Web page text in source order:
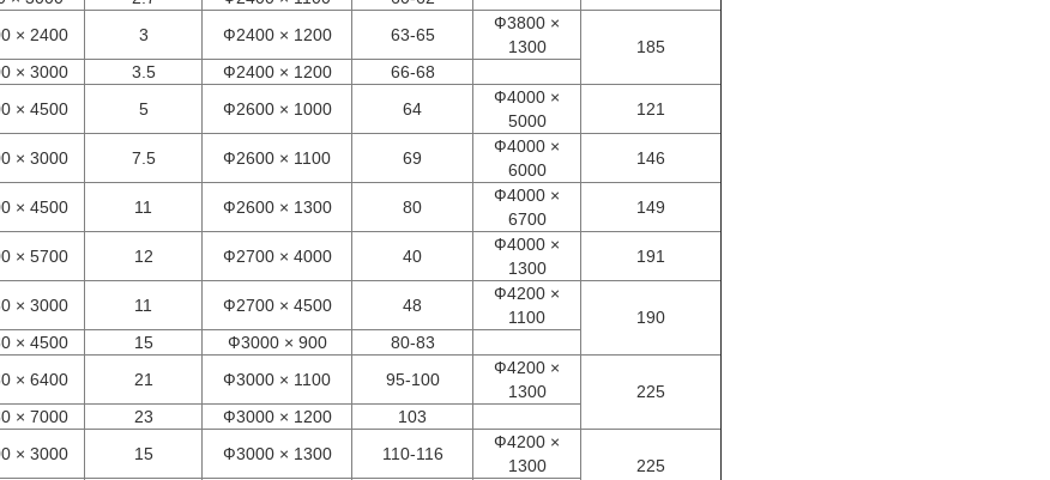
× 2400
3 Ф2400 × 1200 63-65
Ф3800 ×
1300
185
× 3000
3.5 Ф2400 × 1200
66-68
× 4500
5 Ф2600 × 1000 64
Ф4000 ×
5000
121
× 3000 7.5 Ф2600 × 1100 69
Ф4000 ×
6000
146
× 4500 11 Ф2600 × 1300 80
Ф4000 ×
6700
149
× 5700 12 Ф2700 × 4000 40
Ф4000 ×
1300
191
× 3000 11 Ф2700 × 4500 48
Ф4200 ×
1100
190
× 4500
15 Ф3000 × 900
80-83
× 6400
21 Ф3000 × 1100 95-100
Ф4200 ×
1300
225
× 7000
23 Ф3000 × 1200
103
× 3000
15 Ф3000 × 1300 110-116
Ф4200 ×
1300
225